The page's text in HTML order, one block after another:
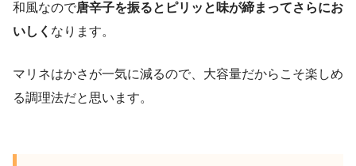
和風なので唐辛子を振るとピリッと味が締まってさらにお
いしく なります。
マリネはかさが一気に減るので、大容量だからこそ楽しめ
る調理法だと思います。